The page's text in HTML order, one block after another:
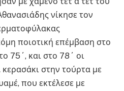
νίκησε τον
ποιοτική επέμβαση στο
75΄, και στο 78΄ οι
στην τούρτα με
που εκτέλεσε με